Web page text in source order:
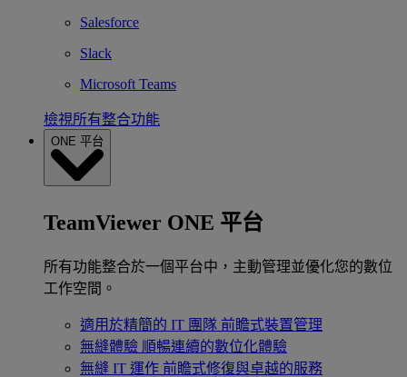
Salesforce
Slack
Microsoft Teams
檢視所有整合功能
ONE 平台
TeamViewer ONE 平台
所有功能整合於一個平台中，主動管理並優化您的數位
工作空間。
適用於精簡的 IT 團隊 前瞻式裝置管理
無縫體驗 順暢連續的數位化體驗
無縫 IT 運作 前瞻式修復與卓越的服務